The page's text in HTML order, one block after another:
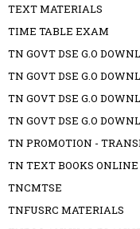
TEXT MATERIALS
TIME TABLE EXAM
TN GOVT DSE G.O
TN GOVT DSE G.O
TN GOVT DSE G.O
TN GOVT DSE G.O
TN PROMOTION -
TN TEXT BOOKS ONLINE
TNCMTSE
TNFUSRC MATERIALS